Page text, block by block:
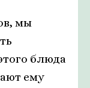
мы
блюда
ему